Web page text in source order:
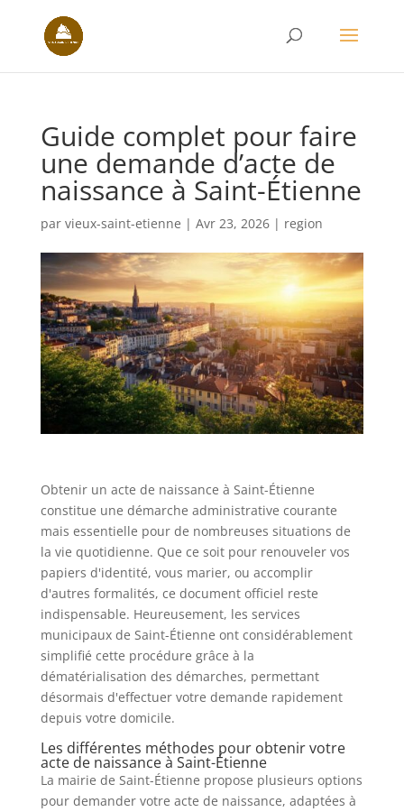
Guide complet pour faire
une demande d’acte de
naissance à Saint-Étienne
par vieux-saint-etienne | Avr 23, 2026| region
Obtenir un acte de naissance à Saint-Étienne
constitue une démarche administrative courante
mais essentielle pour de nombreuses situations de
la vie quotidienne. Que ce soit pour renouveler vos
papiers d'identité, vous marier, ou accomplir
d'autres formalités, ce document officiel reste
indispensable. Heureusement, les services
municipaux de Saint-Étienne ont considérablement
simplifié cette procédure grâce à la
dématérialisation des démarches, permettant
désormais d'effectuer votre demande rapidement
depuis votre domicile.
Les différentes méthodes pour obtenir votre
acte de naissance à Saint-Étienne
La mairie de Saint-Étienne propose plusieurs options
pour demander votre acte de naissance, adaptées à